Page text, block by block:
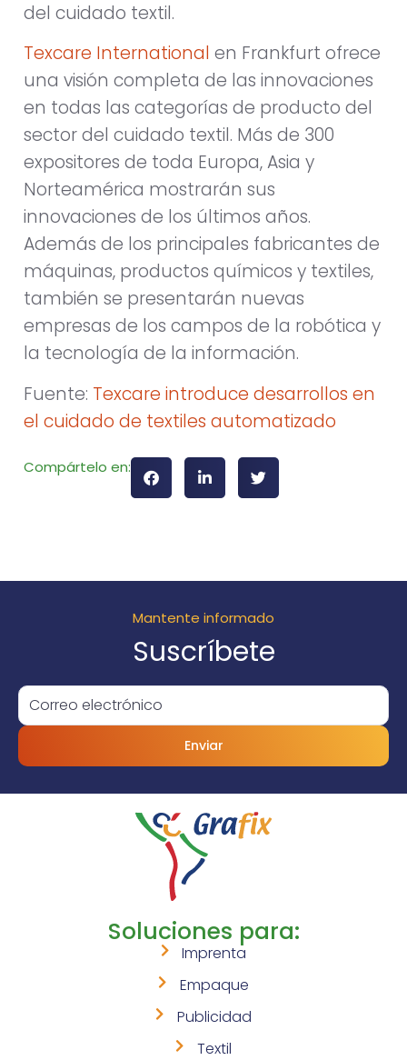
del cuidado textil.
Texcare International en Frankfurt ofrece
una visión completa de las innovaciones
en todas las categorías de producto del
sector del cuidado textil. Más de 300
expositores de toda Europa, Asia y
Norteamérica mostrarán sus
innovaciones de los últimos años.
Además de los principales fabricantes de
máquinas, productos químicos y textiles,
también se presentarán nuevas
empresas de los campos de la robótica y
la tecnología de la información.
Fuente: Texcare introduce desarrollos en
el cuidado de textiles automatizado
Compártelo en:
Mantente informado
Suscríbete
Enviar
Soluciones para:
Imprenta
Empaque
Publicidad
Textil